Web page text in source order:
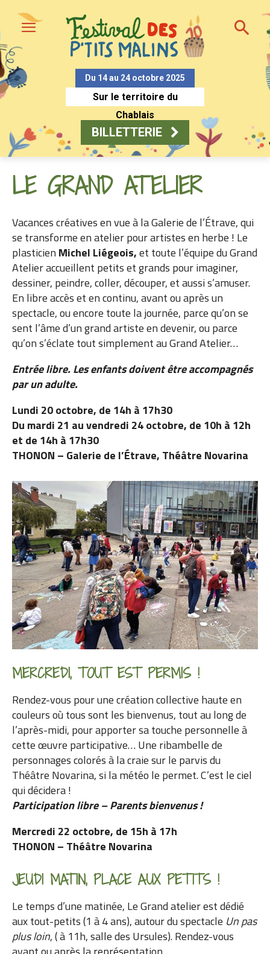
Du 14 au 24 octobre 2025
Sur le territoire du
Chablais
BILLETTERIE
LE GRAND ATELIER
Vacances créatives en vue à la Galerie de l’Étrave, qui
se transforme en atelier pour artistes en herbe ! Le
plasticien Michel Liégeois,et toute l’équipe du Grand
Atelier accueillent petits et grands pour imaginer,
dessiner, peindre, coller, découper, et aussi s’amuser.
En libre accès et en continu, avant ou après un
spectacle, ou encore toute la journée, parce qu’on se
sent l’âme d’un grand artiste en devenir, ou parce
qu’on s’éclate tout simplement au Grand Atelier…
Entrée libre. Les enfants doivent être accompagnés
par un adulte.
Lundi 20 octobre, de 14h à 17h30
Du mardi 21 au vendredi 24 octobre, de 10h à 12h
et de 14h à 17h30
THONON – Galerie de l’Étrave, Théâtre Novarina
MERCREDI, TOUT EST PERMIS !
Rendez-vous pour une création collective haute en
couleurs où tous sont les bienvenus, tout au long de
l’après-midi, pour apporter sa touche personnelle à
cette œuvre participative… Une ribambelle de
personnages colorés à la craie sur le parvis du
Théâtre Novarina, si la météo le permet. C’est le ciel
qui décidera !
Participation libre – Parents bienvenus !
Mercredi 22 octobre, de 15h à 17h
THONON – Théâtre Novarina
JEUDI MATIN, PLACE AUX PETITS !
Le temps d’une matinée, Le Grand atelier est dédié
aux tout-petits (1 à 4 ans), autour du spectacle Un pas
plus loin, ( à 11h, salle des Ursules). Rendez-vous